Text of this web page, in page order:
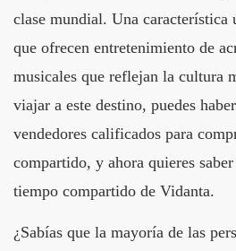
clase mundial. Una característica
que ofrecen entretenimiento de
musicales que reflejan la cultura
viajar a este destino, puedes
vendedores calificados para
compartido, y ahora quieres
tiempo compartido de Vidanta.
¿Sabías que la mayoría de las